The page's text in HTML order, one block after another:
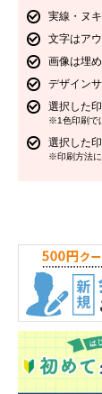
実線・ヌ
文字はア
画像は埋
デザイン
選択した
※1色印刷で
選択した
※印刷方法に